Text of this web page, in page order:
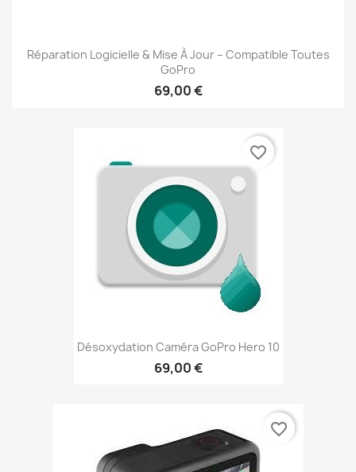
Réparation Logicielle & Mise À Jour – Compatible Toutes
GoPro
69,00 €
Désoxydation Caméra GoPro Hero 10
69,00 €
favorite_border
favorite_border